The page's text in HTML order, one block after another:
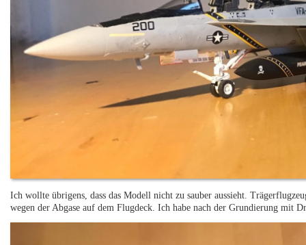
Ich wollte übrigens, dass das Modell nicht zu sauber aussieht.
wegen der Abgase auf dem Flugdeck. Ich habe nach der Grundierung mit